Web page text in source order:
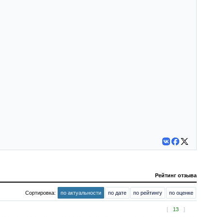
Рейтинг отзыва
Сортировка: по актуальности по дате по рейтингу по оценке
[ 13 ]